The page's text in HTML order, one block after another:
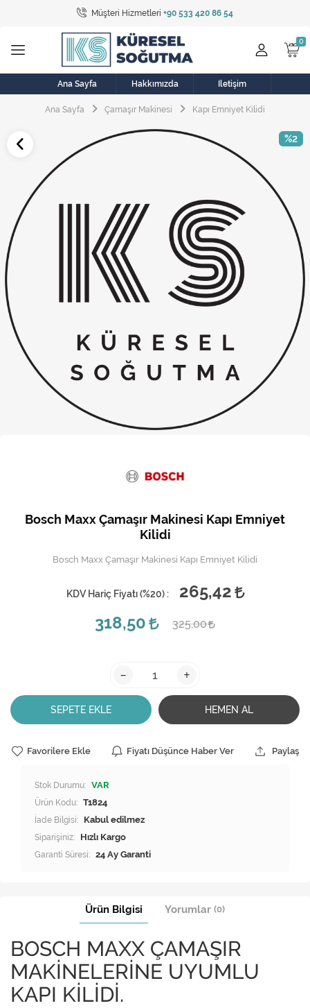
Müşteri Hizmetleri +90 533 420 86 54
Tüm Kategoriler
Bulaşık Makinesi
Buzdolabı
Çamaşır Kurutma Makinesi
Elektrikli Aksamlar
Elektrikli Süpürge
Fan
Fırın, Ocak ve Aspiratör
Klima
Kombi
Musluk
Soğutma Sistemleri
Şofben ve Termosifon
Ana Sayfa Hakkımızda İletişim
Ana Sayfa Çamaşır Makinesi Kapı Emniyet Kilidi
%2
Bosch Maxx Çamaşır Makinesi Kapı Emniyet
Kilidi
Bosch Maxx Çamaşır Makinesi Kapı Emniyet Kilidi
KDV Hariç Fiyatı (%20) :
265,42
318,50
325,00
- +
SEPETE EKLE HEMEN AL
Favorilere Ekle Fiyatı Düşünce Haber Ver Paylaş
Stok Durumu: VAR
Ürün Kodu: T1824
İade Bilgisi:
Siparişiniz: Hızlı Kargo
Garanti Süresi: 24 Ay Garanti
Ürün Bilgisi Yorumlar (0)
BOSCH MAXX ÇAMAŞIR
MAKİNELERİNE UYUMLU
KAPI KİLİDİ.